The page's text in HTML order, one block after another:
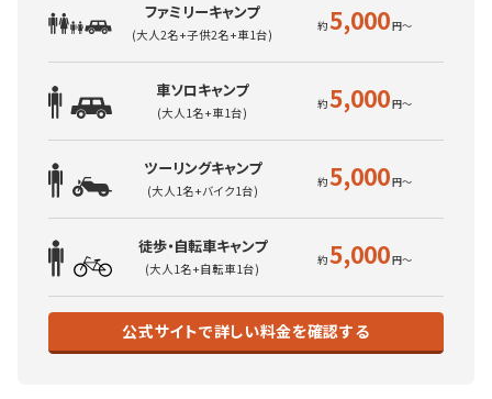
ファミリーキャンプ
(大人2名+子供2名+車1台) 5,000
車ソロキャンプ
(大人1名+車1台) 5,000
ツーリングキャンプ
(大人1名+バイク1台) 5,000
徒歩・自転車キャンプ
(大人1名+自転車1台) 5,000
公式サイトで詳しい料金を確認する